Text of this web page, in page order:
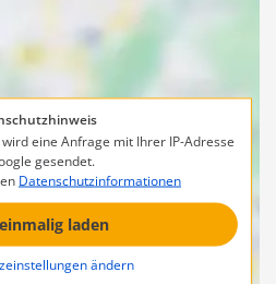
eine Anfrage mit Ihrer IP-Adresse
gesendet.
Datenschutzinformationen
laden
ändern